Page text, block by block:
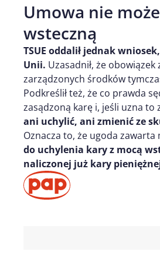
Umowa nie
wsteczną
TSUE oddalił jednak
Unii. Uzasadnił, że
zarządzonych środków
Podkreślił też, że co prawda
zasądzoną karę i, jeśli uzna to
ani uchylić, ani zmienić ze
Oznacza to, że ugoda zawarta
do uchylenia kary z mocą
naliczonej już kary